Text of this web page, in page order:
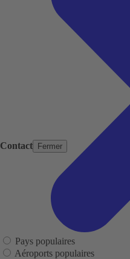
Contact Fermer
Pays populaires
Aéroports populaires